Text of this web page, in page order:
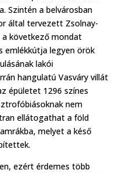
Szintén a belvárosban
által tervezett Zsolnay-
következő mondat
emlékkútja legyen örök
lakói
hangulatú Vasváry villát
épületet 1296 színes
nem
ellátogathat a föld
melyet a késő
ezért érdemes több